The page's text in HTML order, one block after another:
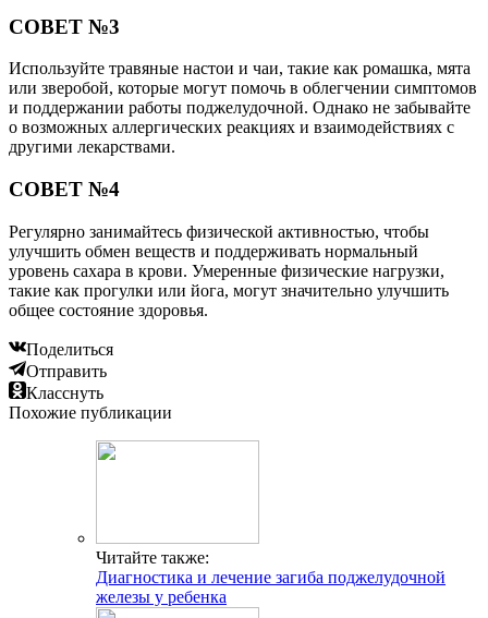
СОВЕТ №3
Используйте травяные настои и чаи, такие как ромашка, мята
или зверобой, которые могут помочь в облегчении симптомов
и поддержании работы поджелудочной. Однако не забывайте
о возможных аллергических реакциях и взаимодействиях с
другими лекарствами.
СОВЕТ №4
Регулярно занимайтесь физической активностью, чтобы
улучшить обмен веществ и поддерживать нормальный
уровень сахара в крови. Умеренные физические нагрузки,
такие как прогулки или йога, могут значительно улучшить
общее состояние здоровья.
Поделиться
Отправить
Класснуть
Похожие публикации
Читайте также:
Диагностика и лечение загиба поджелудочной
железы у ребенка